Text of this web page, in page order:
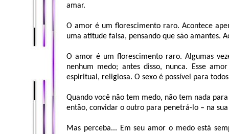
amar.
O amor é um florescimento raro. Acontece
uma atitude falsa, pensando que são amantes.
O amor é um florescimento raro. Algumas
nenhum medo; antes disso, nunca. Esse
espiritual, religiosa. O sexo é possível para
Quando você não tem medo, não tem nada
então, convidar o outro para penetrá-lo – na
Mas perceba... Em seu amor o medo está